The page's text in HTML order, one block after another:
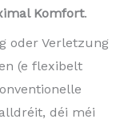
Komfort.
oder Verletzung
(e flexibelt
déi méi